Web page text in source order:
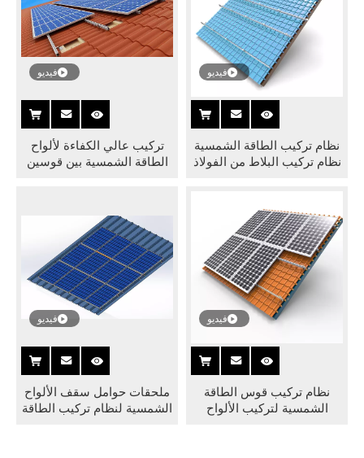
فيديو
نظام تركيب الطاقة الشمسية
نظام تركيب البلاط من الفولاذ
فيديو
تركيب عالي الكفاءة لألواح
الطاقة الشمسية بين قوسين
فيديو
نظام تركيب قوس الطاقة
الشمسية لتركيب الألواح
فيديو
ملحقات حوامل سقف الألواح
الشمسية لنظام تركيب الطاقة